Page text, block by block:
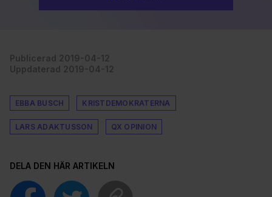
Publicerad 2019-04-12
Uppdaterad 2019-04-12
EBBA BUSCH KRISTDEMOKRATERNA
LARS ADAKTUSSON QX OPINION
DELA DEN HÄR ARTIKELN